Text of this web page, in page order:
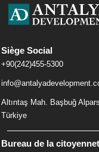
Siège Social
+90(242)455-5300
Altıntaş Mah. Başbuğ
Türkiye
Bureau de la